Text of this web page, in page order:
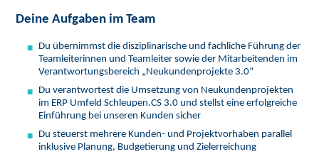
Deine Aufgaben im Team
Du übernimmst die disziplinarische und fachliche Führung der
Teamleiterinnen und Teamleiter sowie der Mitarbeitenden im
Verantwortungsbereich „Neukundenprojekte 3.0“
Du verantwortest die Umsetzung von Neukundenprojekten
im ERP Umfeld Schleupen.CS 3.0 und stellst eine erfolgreiche
Einführung bei unseren Kunden sicher
Du steuerst mehrere Kunden- und Projektvorhaben parallel
inklusive Planung, Budgetierung und Zielerreichung